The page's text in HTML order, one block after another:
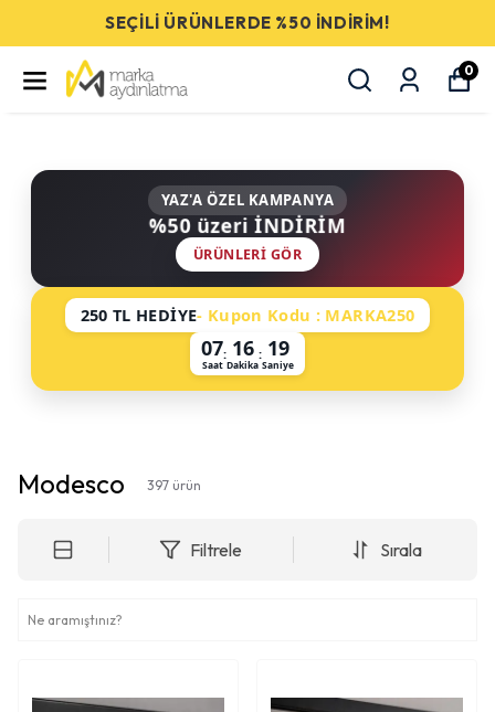
SEÇİLİ ÜRÜNLERDE %50 İNDİRİM!
0
YAZ'A ÖZEL KAMPANYA
%50 üzeri İNDİRİM
ÜRÜNLERI GÖR
250 TL HEDİYE- Kupon Kodu : MARKA250
07
Saat
: 16
Dakika
: 19
Saniye
Modesco 397 ürün
Filtrele Sırala